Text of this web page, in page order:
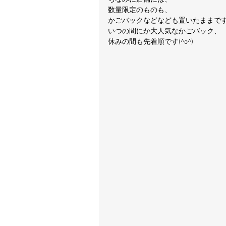
数量限定のものも、
かごバックなどなども置いたままで
いつの間にか大人気なかごバック、
休みの間も先着順です(^o^)